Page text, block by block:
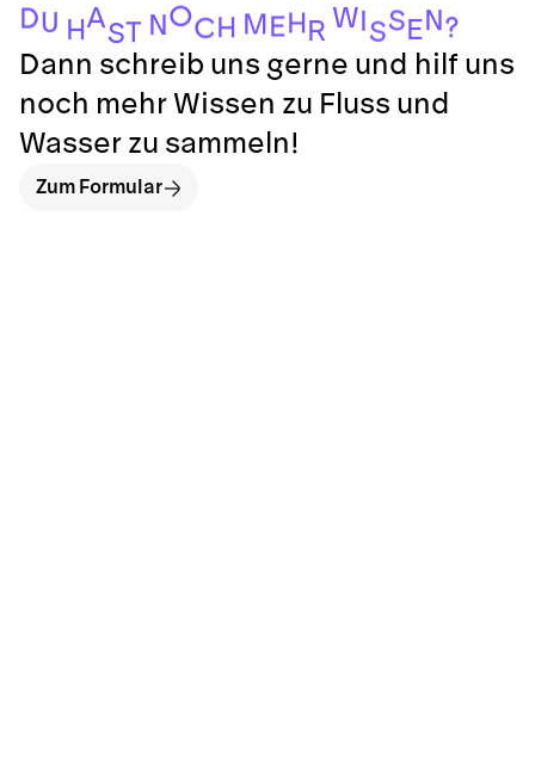
DU H A
ST N OCH M E H R W SS E N ?
Dann schreib uns gerne und hilf uns
noch mehr Wissen zu Fluss und
Wasser zu sammeln!
Zum Formular